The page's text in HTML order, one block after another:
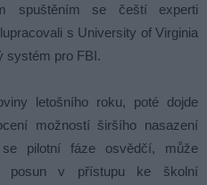
spuštěním se čeští experti
s University of Virginia
systém pro FBI.
letošního roku, poté dojde
možností širšího nasazení
pilotní fáze osvědčí, může
posun v přístupu ke školní